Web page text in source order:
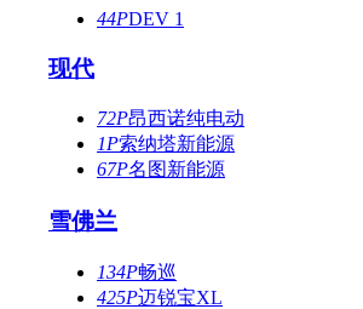
44PDEV 1
现代
72P昂西诺纯电动
1P索纳塔新能源
67P名图新能源
雪佛兰
134P畅巡
425P迈锐宝XL